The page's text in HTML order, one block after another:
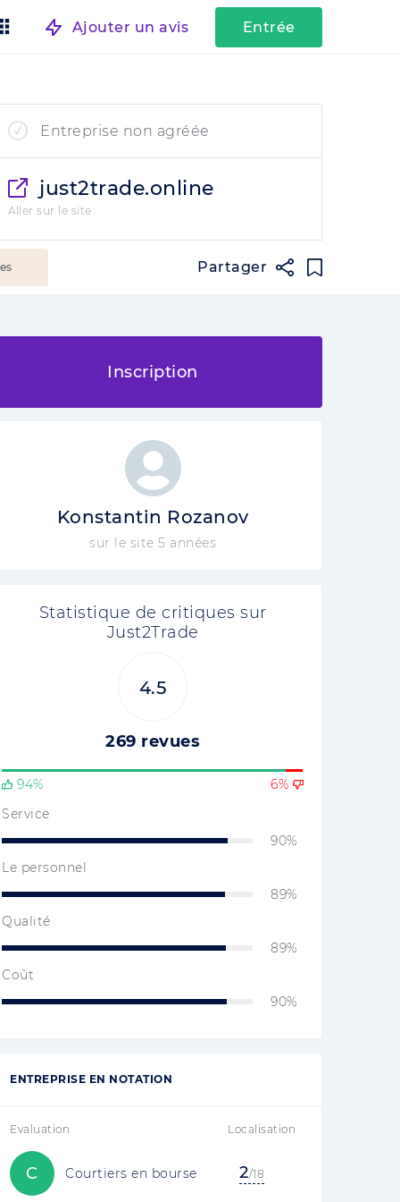
Ajouter un avis Entrée
Entreprise non agréée
just2trade.online
Aller sur le site
Partager
Inscription
Konstantin Rozanov
sur le site 5 années
Statistique de critiques sur
Just2Trade
4.5
269 revues
94%
6%
Service
90%
Le personnel
89%
Qualité
89%
Coût
90%
ENTREPRISE EN NOTATION
Evaluation Localisation
C Courtiers en bourse 2/18